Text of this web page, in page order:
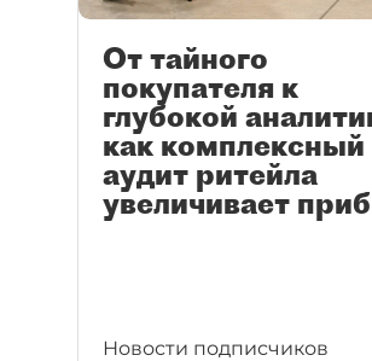
От тайного
покупателя к
глубокой
как комплексный
аудит ритейла
увеличивает
Новости подписчиков